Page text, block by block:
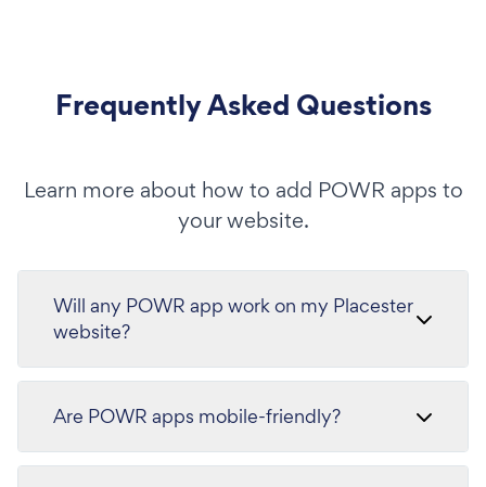
Frequently Asked Questions
Learn more about how to add POWR apps to
your website.
Will any POWR app work on my Placester
website?
Are POWR apps mobile-friendly?